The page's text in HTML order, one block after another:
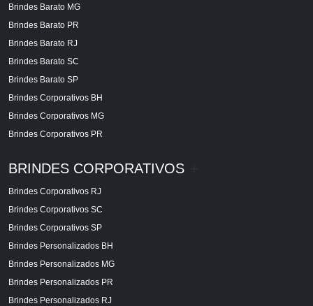
Brindes Barato MG
Brindes Barato PR
Brindes Barato RJ
Brindes Barato SC
Brindes Barato SP
Brindes Corporativos BH
Brindes Corporativos MG
Brindes Corporativos PR
BRINDES CORPORATIVOS
Brindes Corporativos RJ
Brindes Corporativos SC
Brindes Corporativos SP
Brindes Personalizados BH
Brindes Personalizados MG
Brindes Personalizados PR
Brindes Personalizados RJ